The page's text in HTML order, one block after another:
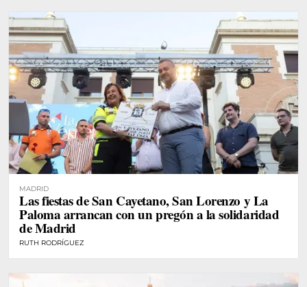
MADRID
Las fiestas de San Cayetano, San Lorenzo y La
Paloma arrancan con un pregón a la solidaridad
de Madrid
RUTH RODRÍGUEZ